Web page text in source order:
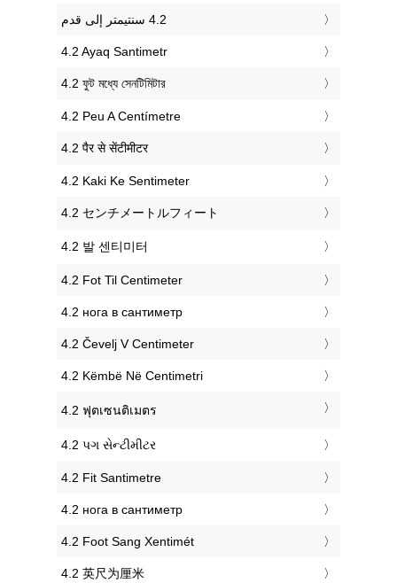
‎4.2 Ayaq Santimetr
‎4.2 ফুট মধ্যে সেনটিমিটার
‎4.2 Peu A Centímetre
‎4.2 पैर से सेंटीमीटर
‎4.2 Kaki Ke Sentimeter
‎4.2 センチメートルフィート
‎4.2 발 센티미터
‎4.2 Fot Til Centimeter
‎4.2 нога в сантиметр
‎4.2 Čevelj V Centimeter
‎4.2 Këmbë Në Centimetri
‎4.2 ฟุตเซนติเมตร
‎4.2 પગ સેન્ટીમીટર
‎4.2 Fit Santimetre
‎4.2 нога в сантиметр
‎4.2 Foot Sang Xentimét
‎4.2 英尺为厘米